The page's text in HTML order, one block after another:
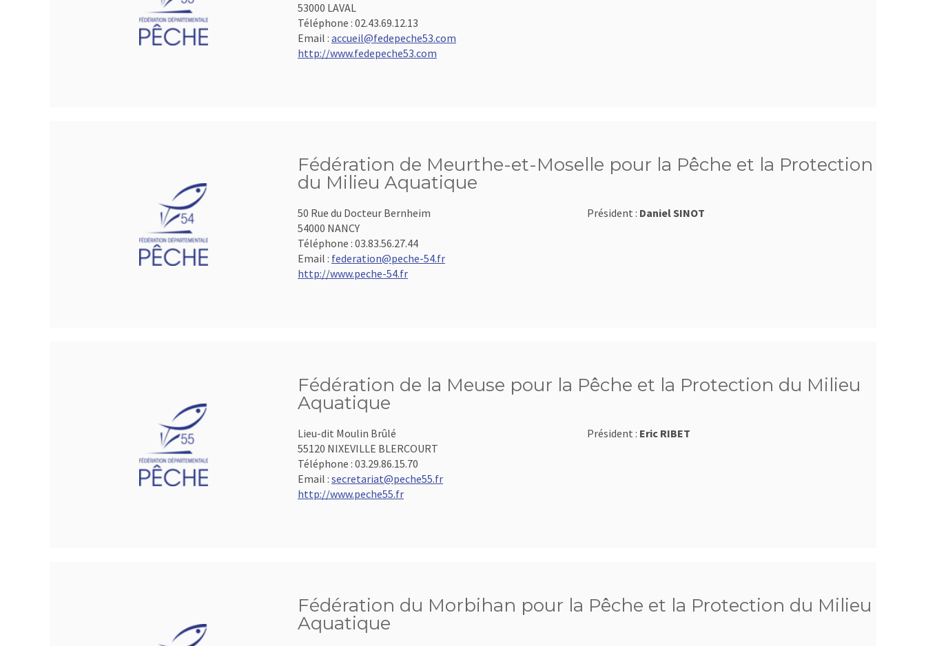
53000 LAVAL
Téléphone : 02.43.69.12.13
Email : accueil@fedepeche53.com
http://www.fedepeche53.com
Fédération de Meurthe-et-Moselle pour la Pêche et la Protection
du Milieu Aquatique
50 Rue du Docteur Bernheim
54000 NANCY
Téléphone : 03.83.56.27.44
Email : federation@peche-54.fr
http://www.peche-54.fr
Président : Daniel SINOT
Fédération de la Meuse pour la Pêche et la Protection du Milieu
Aquatique
Lieu-dit Moulin Brûlé
55120 NIXEVILLE BLERCOURT
Téléphone : 03.29.86.15.70
Email : secretariat@peche55.fr
http://www.peche55.fr
Président : Eric RIBET
Fédération du Morbihan pour la Pêche et la Protection du Milieu
Aquatique